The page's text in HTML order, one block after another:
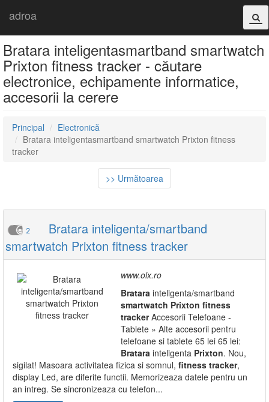
adroa
Bratara inteligentasmartband smartwatch
Prixton fitness tracker - căutare
electronice, echipamente informatice,
accesorii la cerere
Principal
Electronică
Bratara inteligentasmartband smartwatch Prixton fitness
tracker
>> Următoarea
2
Bratara inteligenta/smartband
smartwatch Prixton fitness tracker
www.olx.ro
Bratara inteligenta/smartband
smartwatch Prixton fitness
trackerAccesorii Telefoane -
Tablete » Alte accesorii pentru
telefoane si tablete 65 lei 65 lei:
Bratara inteligenta Prixton. Nou,
sigilat! Masoara activitatea fizica si somnul, fitness tracker,
display Led, are diferite functii. Memorizeaza datele pentru un
an intreg. Se sincronizeaza cu telefon...